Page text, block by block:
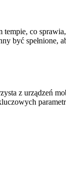
co
być spełnione,
z urządzeń